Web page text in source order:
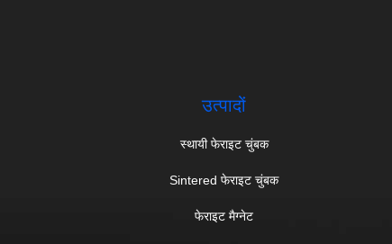
उत्पादों
स्थायी फेराइट चुंबक
Sintered फेराइट चुंबक
फेराइट मैग्नेट